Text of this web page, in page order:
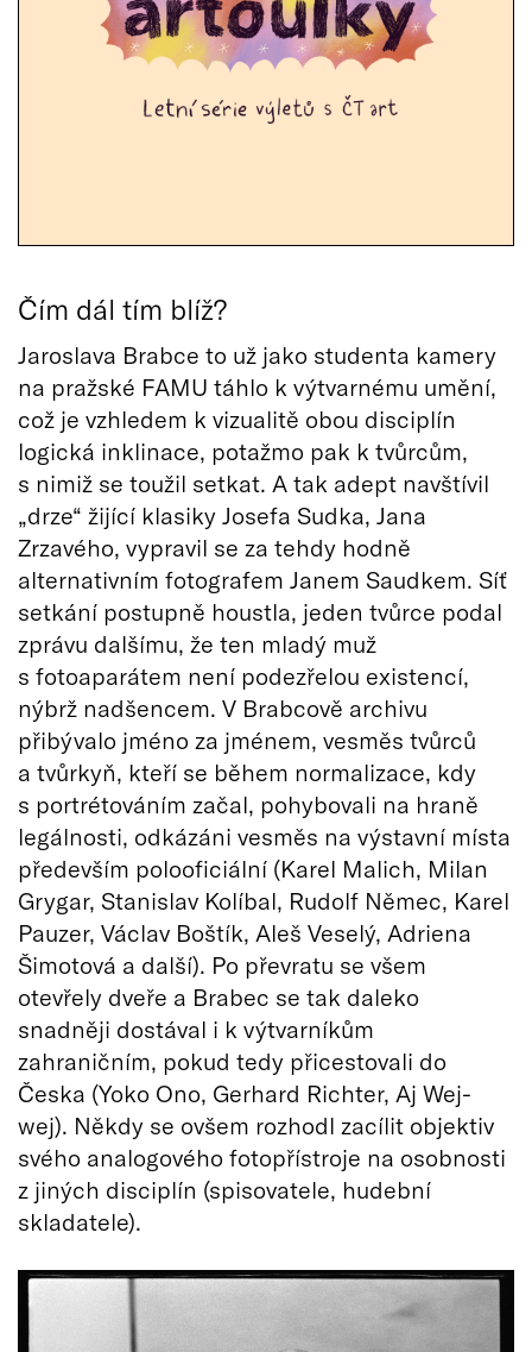
Čím dál tím blíž?
Jaroslava Brabce to už jako studenta kamery
na pražské FAMU táhlo k výtvarnému umění,
což je vzhledem k vizualitě obou disciplín
logická inklinace, potažmo pak k tvůrcům,
s nimiž se toužil setkat. A tak adept navštívil
„drze“ žijící klasiky Josefa Sudka, Jana
Zrzavého, vypravil se za tehdy hodně
alternativním fotografem Janem Saudkem. Síť
setkání postupně houstla, jeden tvůrce podal
zprávu dalšímu, že ten mladý muž
s fotoaparátem není podezřelou existencí,
nýbrž nadšencem. V Brabcově archivu
přibývalo jméno za jménem, vesměs tvůrců
a tvůrkyň, kteří se během normalizace, kdy
s portrétováním začal, pohybovali na hraně
legálnosti, odkázáni vesměs na výstavní místa
především polooficiální (Karel Malich, Milan
Grygar, Stanislav Kolíbal, Rudolf Němec, Karel
Pauzer, Václav Boštík, Aleš Veselý, Adriena
Šimotová a další). Po převratu se všem
otevřely dveře a Brabec se tak daleko
snadněji dostával i k výtvarníkům
zahraničním, pokud tedy přicestovali do
Česka (Yoko Ono, Gerhard Richter, Aj Wej-
wej). Někdy se ovšem rozhodl zacílit objektiv
svého analogového fotopřístroje na osobnosti
z jiných disciplín (spisovatele, hudební
skladatele).